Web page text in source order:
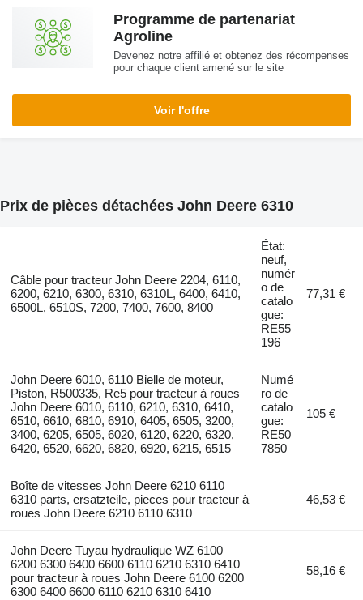
Programme de partenariat
Agroline
Devenez notre affilié et obtenez des récompenses
pour chaque client amené sur le site
Voir l'offre
Prix de pièces détachées John Deere 6310
Câble pour tracteur John Deere 2204, 6110,
6200, 6210, 6300, 6310, 6310L, 6400, 6410,
6500L, 6510S, 7200, 7400, 7600, 8400
État:
neuf,
numér
o de
catalo
gue:
RE55
196
77,31 €
John Deere 6010, 6110 Bielle de moteur,
Piston, R500335, Re5 pour tracteur à roues
John Deere 6010, 6110, 6210, 6310, 6410,
6510, 6610, 6810, 6910, 6405, 6505, 3200,
3400, 6205, 6505, 6020, 6120, 6220, 6320,
6420, 6520, 6620, 6820, 6920, 6215, 6515
Numé
ro de
catalo
gue:
RE50
7850
105 €
Boîte de vitesses John Deere 6210 6110
6310 parts, ersatzteile, pieces pour tracteur à
roues John Deere 6210 6110 6310
46,53 €
John Deere Tuyau hydraulique WZ 6100
6200 6300 6400 6600 6110 6210 6310 6410
pour tracteur à roues John Deere 6100 6200
6300 6400 6600 6110 6210 6310 6410
58,16 €